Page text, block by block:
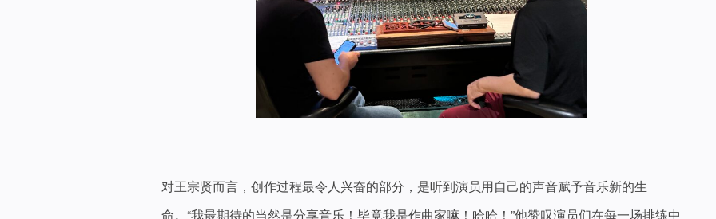
对王宗贤而言，创作过程最令人兴奋的部分，是听到演员用自己的声音赋予音乐新的生
命。“我最期待的当然是分享音乐！毕竟我是作曲家嘛！哈哈！”他赞叹演员们在每一场排练中